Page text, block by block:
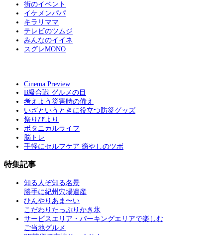
街のイベント
イケメンパパ
キラリママ
テレビのツムジ
みんなのイイネ
スグレMONO
Cinema Preview
B級合戦 グルメの目
考えよう災害時の備え
いざというときに役立つ防災グッズ
祭りびより
ボタニカルライフ
脳トレ
手軽にセルフケア 癒やしのツボ
特集記事
知る人ぞ知る名景
勝手に紀州穴場遺産
ひんやりあま〜い
こだわりたっぷりかき氷
サービスエリア・パーキングエリアで楽しむ
ご当地グルメ